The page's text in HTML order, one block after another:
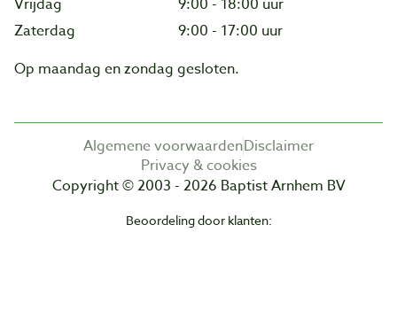
Zaterdag
9:00 - 17:00 uur
Op maandag en zondag gesloten.
Algemene voorwaardenDisclaimer
Privacy & cookies
Copyright © 2003 - 2026 Baptist Arnhem BV
Beoordeling door klanten: